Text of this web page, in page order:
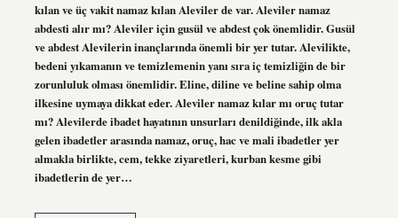
kılan ve üç vakit namaz kılan Aleviler de var. Aleviler namaz
abdesti alır mı? Aleviler için gusül ve abdest çok önemlidir. Gusül
ve abdest Alevilerin inançlarında önemli bir yer tutar. Alevilikte,
bedeni yıkamanın ve temizlemenin yanı sıra iç temizliğin de bir
zorunluluk olması önemlidir. Eline, diline ve beline sahip olma
ilkesine uymaya dikkat eder. Aleviler namaz kılar mı oruç tutar
mı? Alevilerde ibadet hayatının unsurları denildiğinde, ilk akla
gelen ibadetler arasında namaz, oruç, hac ve mali ibadetler yer
almakla birlikte, cem, tekke ziyaretleri, kurban kesme gibi
ibadetlerin de yer…